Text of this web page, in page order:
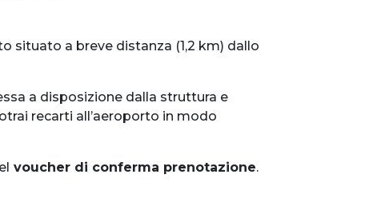
situato a breve distanza (1,2 km) dallo
a disposizione dalla struttura e
recarti all’aeroporto in modo
voucher di conferma prenotazione.